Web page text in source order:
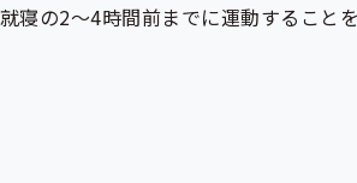
就寝の2～4時間前までに運動することを